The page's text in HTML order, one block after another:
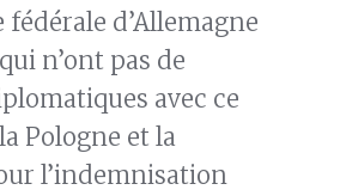
fédérale d’Allemagne
n’ont pas de
avec ce
Pologne et la
l’indemnisation